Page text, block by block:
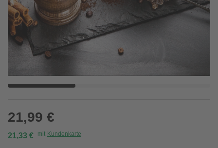
21,99 €
21,33 € mit Kundenkarte